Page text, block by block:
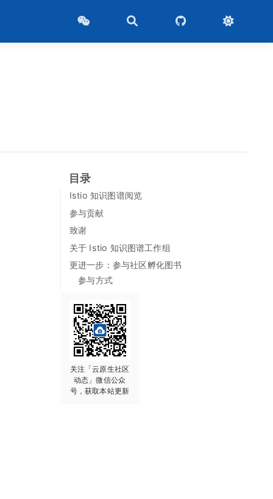
目录
Istio 知识图谱阅览
参与贡献
致谢
关于 Istio 知识图谱工作组
更进一步：参与社区孵化图书
参与方式
关注「云原生社区
动态」微信公众
号，获取本站更新